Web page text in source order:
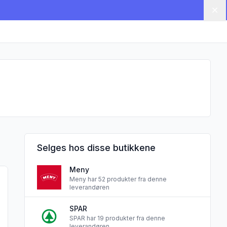
Lervig""Low Key Lettøl Micro Ipa 0,33lx4 boks Lervig"
Selges hos disse butikkene
Meny
Meny har 52 produkter fra denne
leverandøren
SPAR
SPAR har 19 produkter fra denne